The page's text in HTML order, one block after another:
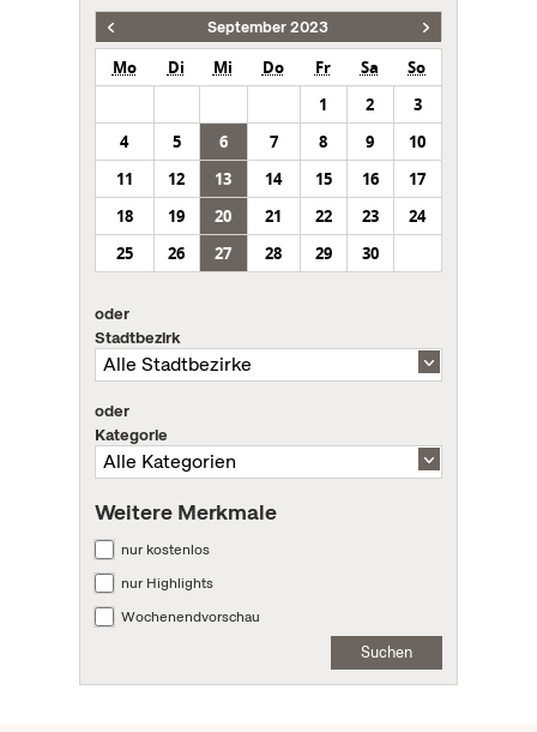
September 2023
Mo Di Mi Do Fr Sa
So
1
2
3
4
5 6 7 8 9
10
11
12 13 14 15 16
17
18
19 20 21 22 23
24
25
26 27 28 29 30
oder
Stadtbezirk
oder
Kategorie
Weitere Merkmale
nur kostenlos
nur Highlights
Wochenendvorschau
Suchen